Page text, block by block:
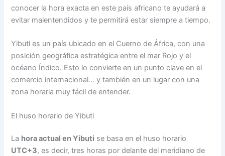
conocer la hora exacta en este país africano te ayudará a
evitar malentendidos y te permitirá estar siempre a tiempo.
Yibuti es un país ubicado en el Cuerno de África, con una
posición geográfica estratégica entre el mar Rojo y el
océano Índico. Esto lo convierte en un punto clave en el
comercio internacional… y también en un lugar con una
zona horaria muy fácil de entender.
El huso horario de Yibuti
La hora actual en Yibuti se basa en el huso horario
UTC+3, es decir, tres horas por delante del meridiano de